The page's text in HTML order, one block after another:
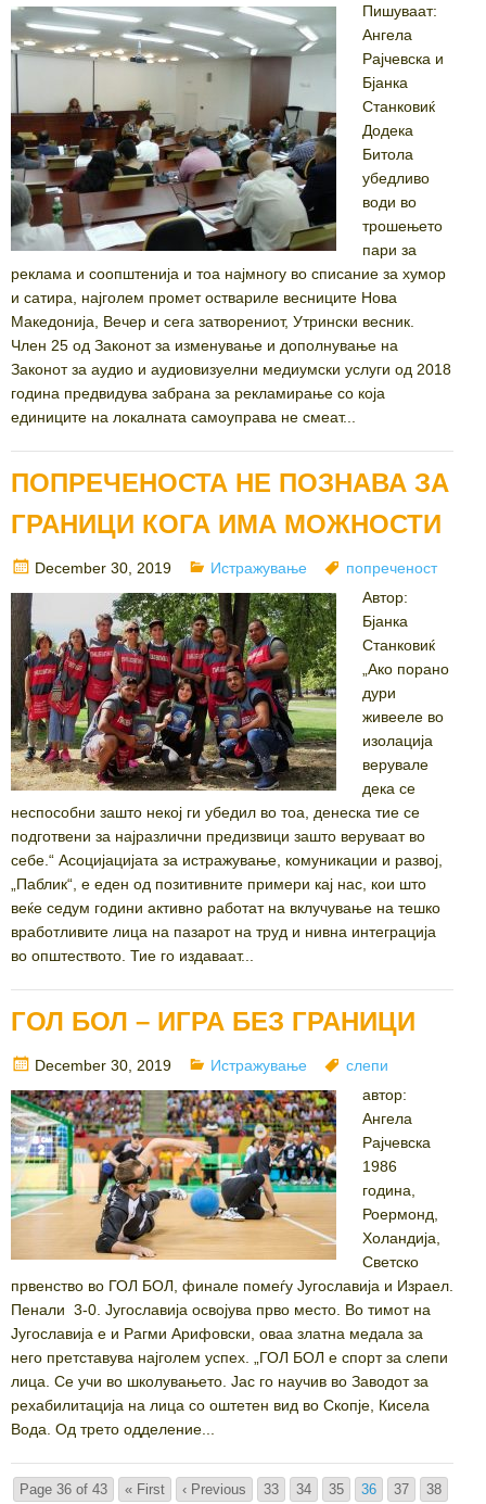
Пишуваат:
Ангела
Рајчевска и
Бјанка
Станковиќ
Додека
Битола
убедливо
води во
трошењето
пари за
реклама и соопштенија и тоа најмногу во списание за хумор
и сатира, најголем промет оствариле весниците Нова
Македонија, Вечер и сега затворениот, Утрински весник.
Член 25 од Законот за изменување и дополнување на
Законот за аудио и аудиовизуелни медиумски услуги од 2018
година предвидува забрана за рекламирање со која
единиците на локалната самоуправа не смеат...
ПОПРЕЧЕНОСТА НЕ ПОЗНАВА ЗА
ГРАНИЦИ КОГА ИМА МОЖНОСТИ
Posted
on
December 30, 2019 Categories
Истражување Tags
попреченост
Автор:
Бјанка
Станковиќ
„Ако порано
дури
живееле во
изолација
верувале
дека се
неспособни зашто некој ги убедил во тоа, денеска тие се
подготвени за најразлични предизвици зашто веруваат во
себе.“ Асоцијацијата за истражување, комуникации и развој,
„Паблик“, е еден од позитивните примери кај нас, кои што
веќе седум години активно работат на вклучување на тешко
вработливите лица на пазарот на труд и нивна интеграција
во општеството. Тие го издаваат...
ГОЛ БОЛ – ИГРА БЕЗ ГРАНИЦИ
Posted
on
December 30, 2019 Categories
Истражување Tags
слепи
автор:
Ангела
Рајчевска
1986
година,
Роермонд,
Холандија,
Светско
првенство во ГОЛ БОЛ, финале помеѓу Југославија и Израел.
Пенали 3-0. Југославија освојува прво место. Во тимот на
Југославија е и Рагми Арифовски, оваа златна медала за
него претставува најголем успех. „ГОЛ БОЛ е спорт за слепи
лица. Се учи во школувањето. Јас го научив во Заводот за
рехабилитација на лица со оштетен вид во Скопје, Кисела
Вода. Од трето одделение...
Page 36 of 43 « First ‹ Previous 33 34 35 36 37 38